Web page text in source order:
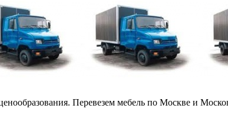
Перевезем мебель по Москве и